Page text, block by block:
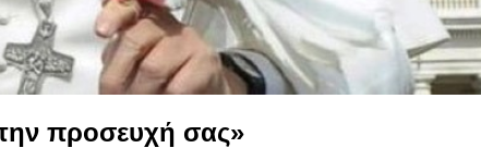
προσευχή σας»